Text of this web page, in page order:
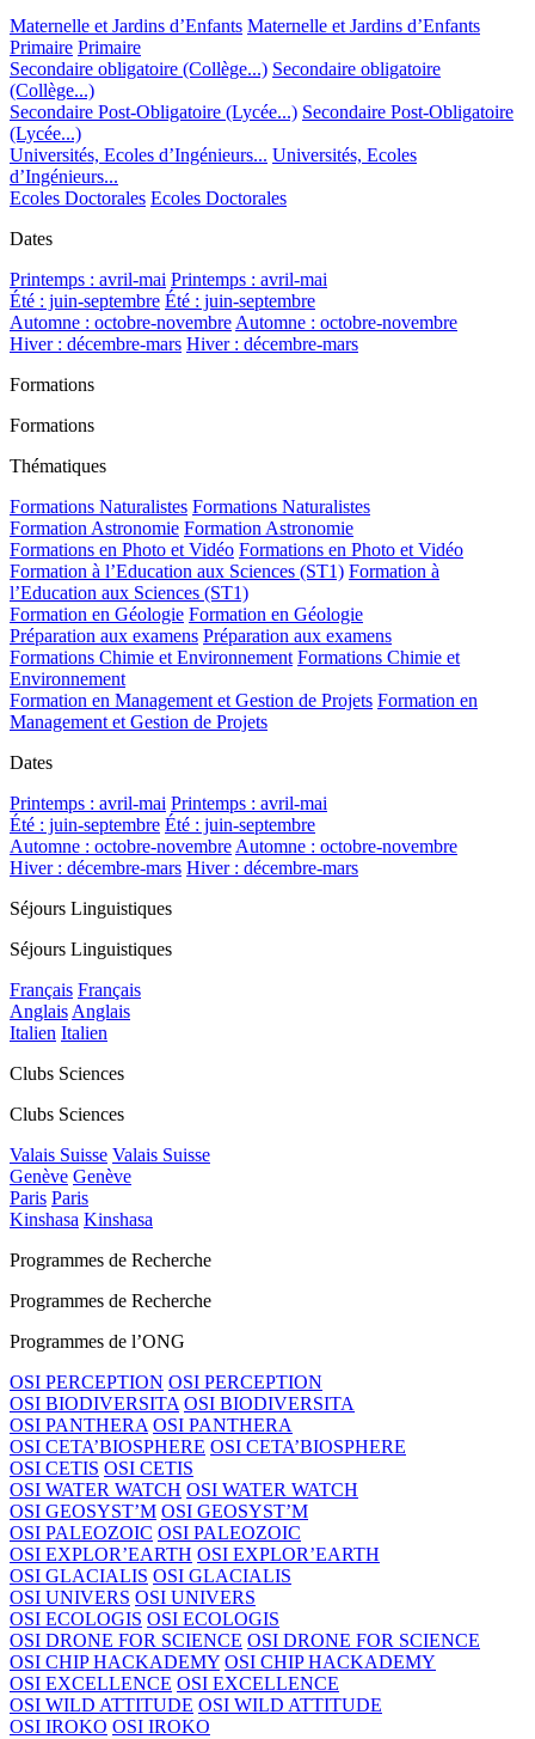
Maternelle et Jardins d’Enfants Maternelle et Jardins d’Enfants
Primaire Primaire
Secondaire obligatoire (Collège...) Secondaire obligatoire
(Collège...)
Secondaire Post-Obligatoire (Lycée...) Secondaire Post-Obligatoire
(Lycée...)
Universités, Ecoles d’Ingénieurs... Universités, Ecoles
d’Ingénieurs...
Ecoles Doctorales Ecoles Doctorales
Dates
Printemps : avril-mai Printemps : avril-mai
Été : juin-septembre Été : juin-septembre
Automne : octobre-novembreAutomne : octobre-novembre
Hiver : décembre-mars Hiver : décembre-mars
Formations
Formations
Thématiques
Formations Naturalistes Formations Naturalistes
Formation Astronomie Formation Astronomie
Formations en Photo et Vidéo Formations en Photo et Vidéo
Formation à l’Education aux Sciences (ST1) Formation à
l’Education aux Sciences (ST1)
Formation en Géologie Formation en Géologie
Préparation aux examens Préparation aux examens
Formations Chimie et Environnement Formations Chimie et
Environnement
Formation en Management et Gestion de Projets Formation en
Management et Gestion de Projets
Dates
Printemps : avril-mai Printemps : avril-mai
Été : juin-septembre Été : juin-septembre
Automne : octobre-novembreAutomne : octobre-novembre
Hiver : décembre-mars Hiver : décembre-mars
Séjours Linguistiques
Séjours Linguistiques
Français Français
AnglaisAnglais
Italien Italien
Clubs Sciences
Clubs Sciences
Valais Suisse Valais Suisse
Genève Genève
Paris Paris
Kinshasa Kinshasa
Programmes de Recherche
Programmes de Recherche
Programmes de l’ONG
OSI PERCEPTION OSI PERCEPTION
OSI BIODIVERSITA OSI BIODIVERSITA
OSI PANTHERA OSI PANTHERA
OSI CETA’BIOSPHERE OSI CETA’BIOSPHERE
OSI CETIS OSI CETIS
OSI WATER WATCH OSI WATER WATCH
OSI GEOSYST’M OSI GEOSYST’M
OSI PALEOZOIC OSI PALEOZOIC
OSI EXPLOR’EARTH OSI EXPLOR’EARTH
OSI GLACIALIS OSI GLACIALIS
OSI UNIVERS OSI UNIVERS
OSI ECOLOGIS OSI ECOLOGIS
OSI DRONE FOR SCIENCE OSI DRONE FOR SCIENCE
OSI CHIP HACKADEMY OSI CHIP HACKADEMY
OSI EXCELLENCE OSI EXCELLENCE
OSI WILD ATTITUDE OSI WILD ATTITUDE
OSI IROKO OSI IROKO